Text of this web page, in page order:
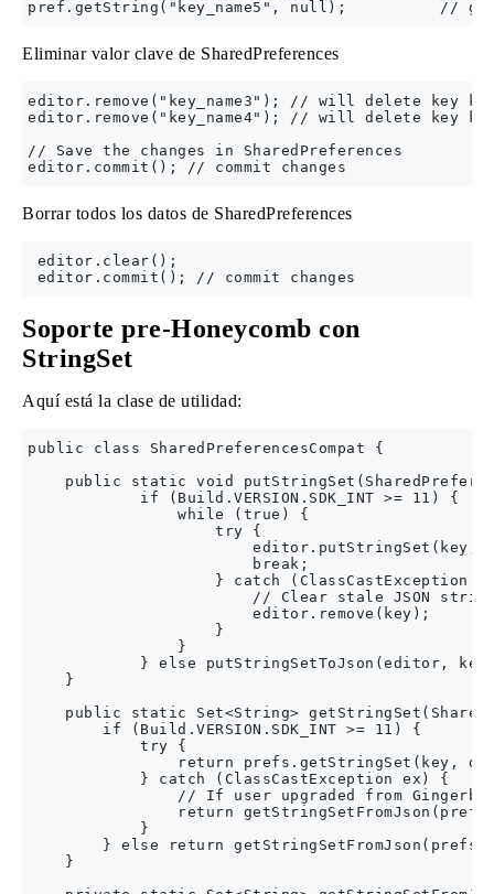
Eliminar valor clave de SharedPreferences
editor.remove("key_name3"); // will delete key
editor.remove("key_name4"); // will delete key
// Save the changes in SharedPreferences
Borrar todos los datos de SharedPreferences
editor.clear();
Soporte pre-Honeycomb con
StringSet
Aquí está la clase de utilidad:
public class SharedPreferencesCompat {
public static void
            if (Build.VERSION.SDK_INT >= 11) {
                while (true) {
                    try {
editor.putStringSet(key,
                        break;
} catch (ClassCastException
// Clear stale JSON
                        editor.remove(key);
                    }
                }
} else putStringSetToJson(editor,
    }
public static Set<String>
        if (Build.VERSION.SDK_INT >= 11) {
            try {
return prefs.getStringSet(key,
            } catch (ClassCastException ex) {
// If user upgraded from
return
            }
} else return
    }